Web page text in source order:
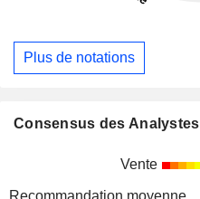
Plus de notations
Consensus des Analystes
Vente
Recommandation moyenne